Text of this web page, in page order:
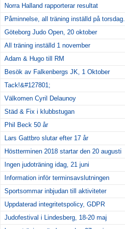
Norra Halland rapporterar resultat
Påminnelse, all träning inställd på torsdag.
Göteborg Judo Open, 20 oktober
All träning inställd 1 november
Adam & Hugo till RM
Besök av Falkenbergs JK, 1 Oktober
Tack!&#127801;
Välkomen Cyril Delaunoy
Städ & Fix i klubbstugan
Phil Beck 50 år
Lars Gattbro slutar efter 17 år
Höstterminen 2018 startar den 20 augusti
Ingen judoträning idag, 21 juni
Information inför terminsavslutningen
Sportsommar inbjudan till aktiviteter
Uppdaterad integritetspolicy, GDPR
Judofestival i Lindesberg, 18-20 maj